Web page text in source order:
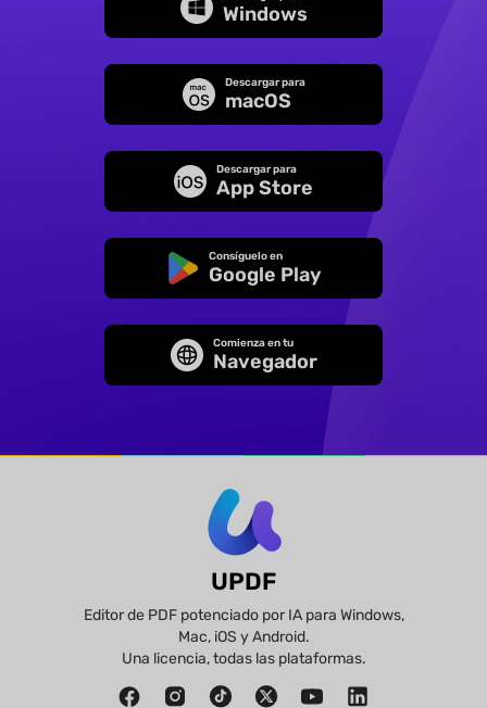
Windows
Descargar para
macOS
Descargar para
App Store
Consíguelo en
Google Play
Comienza en tu
Navegador
UPDF
Editor de PDF potenciado por IA para Windows,
Mac, iOS y Android.
Una licencia, todas las plataformas.